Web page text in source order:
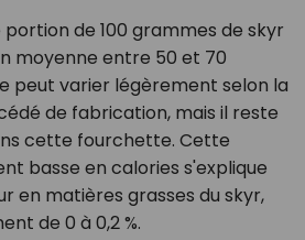
portion de 100 grammes de skyr
moyenne entre 50 et 70
peut varier légèrement selon la
de fabrication, mais il reste
cette fourchette. Cette
basse en calories s'explique
en matières grasses du skyr,
de 0 à 0,2 %.